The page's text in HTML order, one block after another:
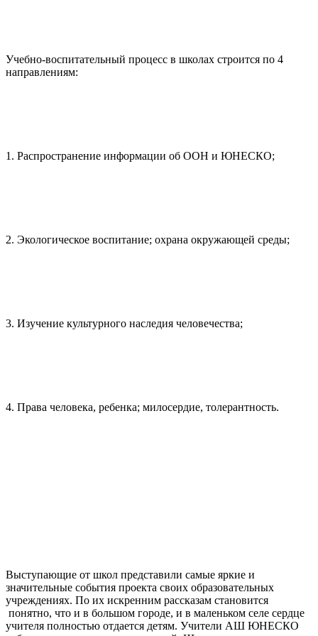
Учебно-воспитательный процесс в школах строится по 4
направлениям:
1. Распространение информации об ООН и ЮНЕСКО;
2. Экологическое воспитание; охрана окружающей среды;
3. Изучение культурного наследия человечества;
4. Права человека, ребенка; милосердие, толерантность.
Выступающие от школ представили самые яркие и
значительные события проекта своих образовательных
учреждениях. По их искренним рассказам становится
понятно, что и в большом городе, и в маленьком селе сердце
учителя полностью отдается детям. Учители АШ ЮНЕСКО